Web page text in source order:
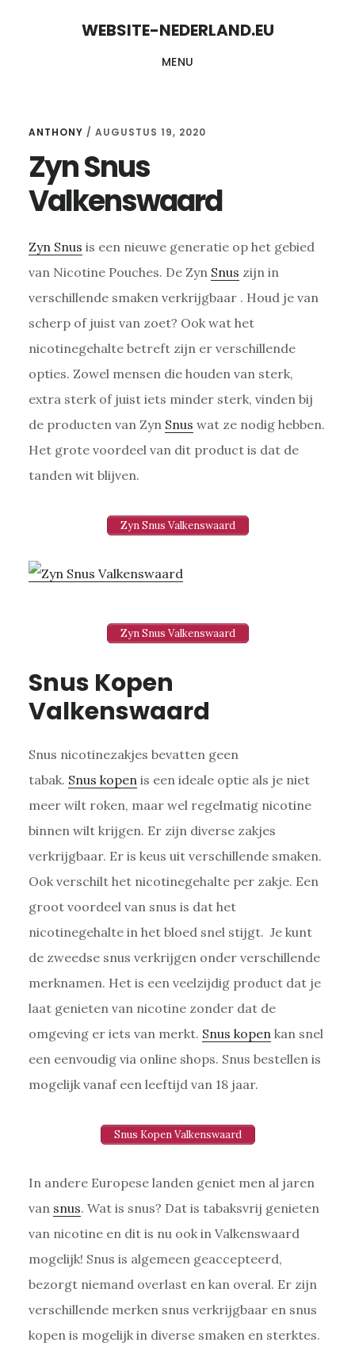
WEBSITE-NEDERLAND.EU
MENU
ANTHONY / AUGUSTUS 19, 2020
Zyn Snus
Valkenswaard
Zyn Snus is een nieuwe generatie op het gebied
van Nicotine Pouches. De Zyn Snus zijn in
verschillende smaken verkrijgbaar . Houd je van
scherp of juist van zoet? Ook wat het
nicotinegehalte betreft zijn er verschillende
opties. Zowel mensen die houden van sterk,
extra sterk of juist iets minder sterk, vinden bij
de producten van Zyn Snus wat ze nodig hebben.
Het grote voordeel van dit product is dat de
tanden wit blijven.
Zyn Snus Valkenswaard
Zyn Snus Valkenswaard
Snus Kopen
Valkenswaard
Snus nicotinezakjes bevatten geen
tabak. Snus kopen is een ideale optie als je niet
meer wilt roken, maar wel regelmatig nicotine
binnen wilt krijgen. Er zijn diverse zakjes
verkrijgbaar. Er is keus uit verschillende smaken.
Ook verschilt het nicotinegehalte per zakje. Een
groot voordeel van snus is dat het
nicotinegehalte in het bloed snel stijgt. Je kunt
de zweedse snus verkrijgen onder verschillende
merknamen. Het is een veelzijdig product dat je
laat genieten van nicotine zonder dat de
omgeving er iets van merkt. Snus kopen kan snel
een eenvoudig via online shops. Snus bestellen is
mogelijk vanaf een leeftijd van 18 jaar.
Snus Kopen Valkenswaard
In andere Europese landen geniet men al jaren
van snus. Wat is snus? Dat is tabaksvrij genieten
van nicotine en dit is nu ook in Valkenswaard
mogelijk! Snus is algemeen geaccepteerd,
bezorgt niemand overlast en kan overal. Er zijn
verschillende merken snus verkrijgbaar en snus
kopen is mogelijk in diverse smaken en sterktes.